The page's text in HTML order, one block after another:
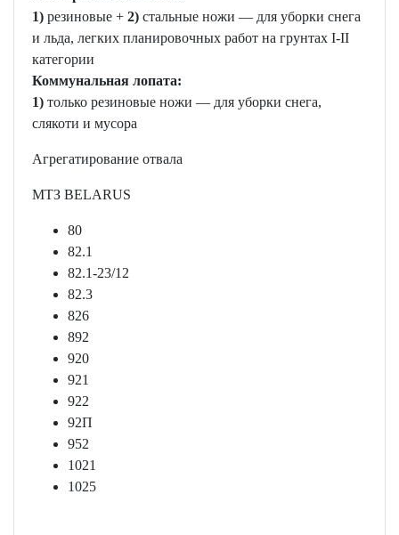
1) резиновые + 2) стальные ножи — для уборки снега
и льда, легких планировочных работ на грунтах I-II
категории
Коммунальная лопата:
1) только резиновые ножи — для уборки снега,
слякоти и мусора
Агрегатирование отвала
МТЗ BELARUS
80
82.1
82.1-23/12
82.3
826
892
920
921
922
92П
952
1021
1025